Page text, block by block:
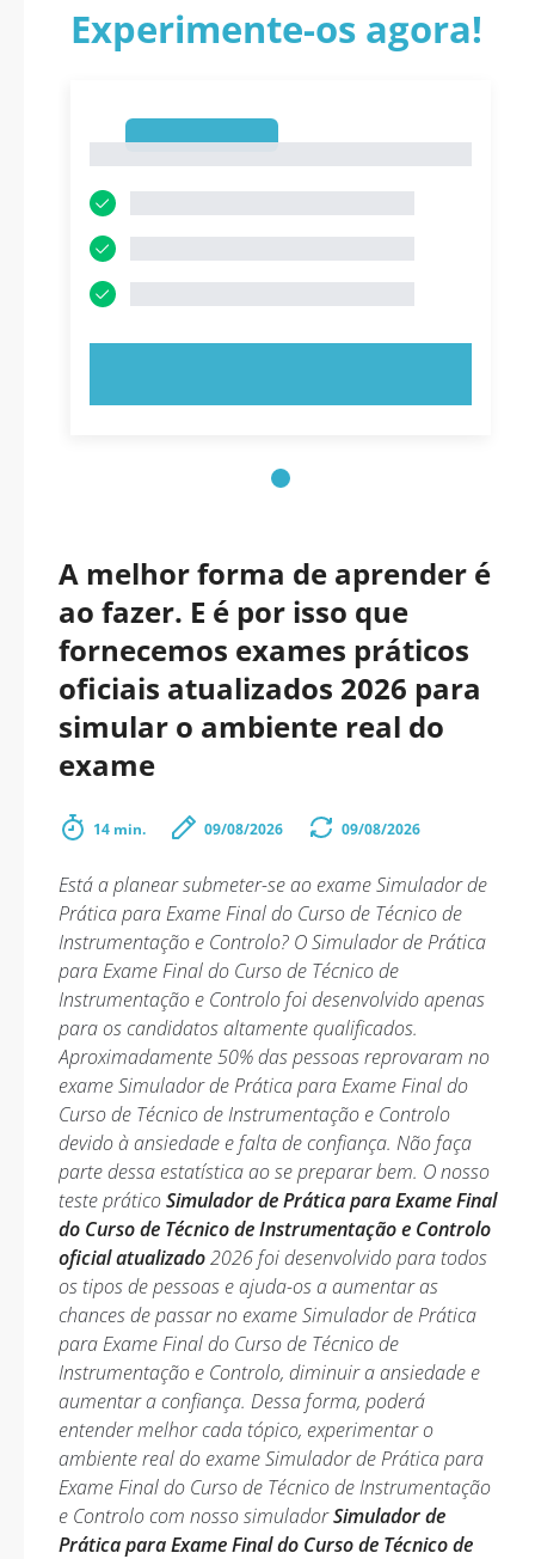
Experimente-os agora!
A melhor forma de aprender é
ao fazer. E é por isso que
fornecemos exames práticos
oficiais atualizados 2026 para
simular o ambiente real do
exame
14 min. 09/08/2026 09/08/2026
Está a planear submeter-se ao exame Simulador de
Prática para Exame Final do Curso de Técnico de
Instrumentação e Controlo? O Simulador de Prática
para Exame Final do Curso de Técnico de
Instrumentação e Controlo foi desenvolvido apenas
para os candidatos altamente qualificados.
Aproximadamente 50% das pessoas reprovaram no
exame Simulador de Prática para Exame Final do
Curso de Técnico de Instrumentação e Controlo
devido à ansiedade e falta de confiança. Não faça
parte dessa estatística ao se preparar bem. O nosso
teste práticoSimulador de Prática para Exame Final
do Curso de Técnico de Instrumentação e Controlo
oficial atualizado2026 foi desenvolvido para todos
os tipos de pessoas e ajuda-os a aumentar as
chances de passar no exame Simulador de Prática
para Exame Final do Curso de Técnico de
Instrumentação e Controlo, diminuir a ansiedade e
aumentar a confiança. Dessa forma, poderá
entender melhor cada tópico, experimentar o
ambiente real do exame Simulador de Prática para
Exame Final do Curso de Técnico de Instrumentação
e Controlo com nosso simuladorSimulador de
Prática para Exame Final do Curso de Técnico de